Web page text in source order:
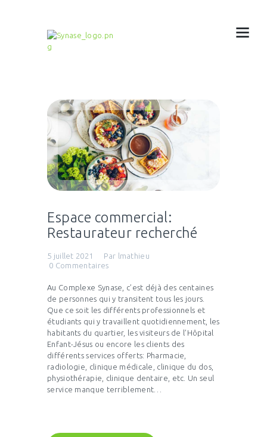
Espace commercial:
Restaurateur recherché
5 juillet 2021 Par lmathieu
0 Commentaires
Au Complexe Synase, c’est déjà des centaines
de personnes qui y transitent tous les jours.
Que ce soit les différents professionnels et
étudiants qui y travaillent quotidiennement, les
habitants du quartier, les visiteurs de l’Hôpital
Enfant-Jésus ou encore les clients des
différents services offerts: Pharmacie,
radiologie, clinique médicale, clinique du dos,
physiothérapie, clinique dentaire, etc. Un seul
service manque terriblement…